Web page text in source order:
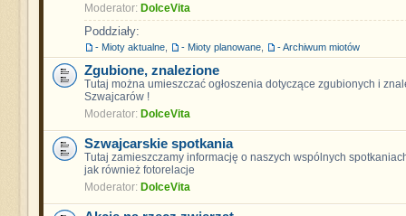
Moderator: DolceVita
Poddziały:
- Mioty aktualne, - Mioty planowane, - Archiwum miotów
Zgubione, znalezione
Tutaj można umieszczać ogłoszenia dotyczące zgubionych i
Szwajcarów !
Moderator: DolceVita
Szwajcarskie spotkania
Tutaj zamieszczamy informację o naszych wspólnych
jak również fotorelacje
Moderator: DolceVita